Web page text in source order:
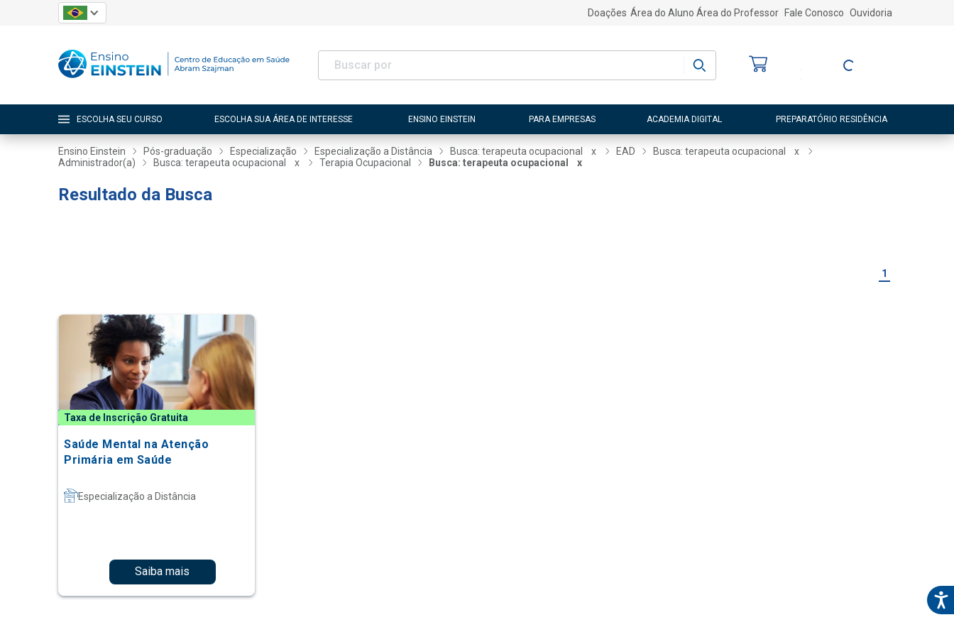
Doações Área do Aluno Área do Professor Fale Conosco Ouvidoria
Entre ou Cadastre-
ESCOLHA SEU CURSO ESCOLHA SUA ÁREA DE INTERESSE ENSINO EINSTEIN PARA EMPRESAS ACADEMIA DIGITAL PREPARATÓRIO RESIDÊNCIA
Ensino Einstein Pós-graduação Especialização Especialização a Distância Busca: terapeuta ocupacional x EAD Busca: terapeuta ocupacional
x
Administrador(a)
Busca: terapeuta ocupacional x Terapia Ocupacional Busca: terapeuta ocupacional x
Resultado da Busca
1
Taxa de Inscrição Gratuita
Saúde Mental na Atenção
Primária em Saúde
Especialização a Distância
Saiba mais